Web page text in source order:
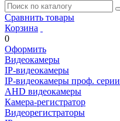
Сравнить товары
Корзина
0
Оформить
Видеокамеры
IP-видеокамеры
IP-видеокамеры проф. серии
AHD видеокамеры
Камера-регистратор
Видеорегистраторы